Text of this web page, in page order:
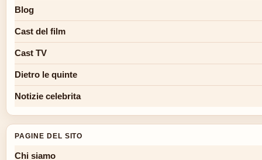
Blog
Cast del film
Cast TV
Dietro le quinte
Notizie celebrita
PAGINE DEL SITO
Chi siamo